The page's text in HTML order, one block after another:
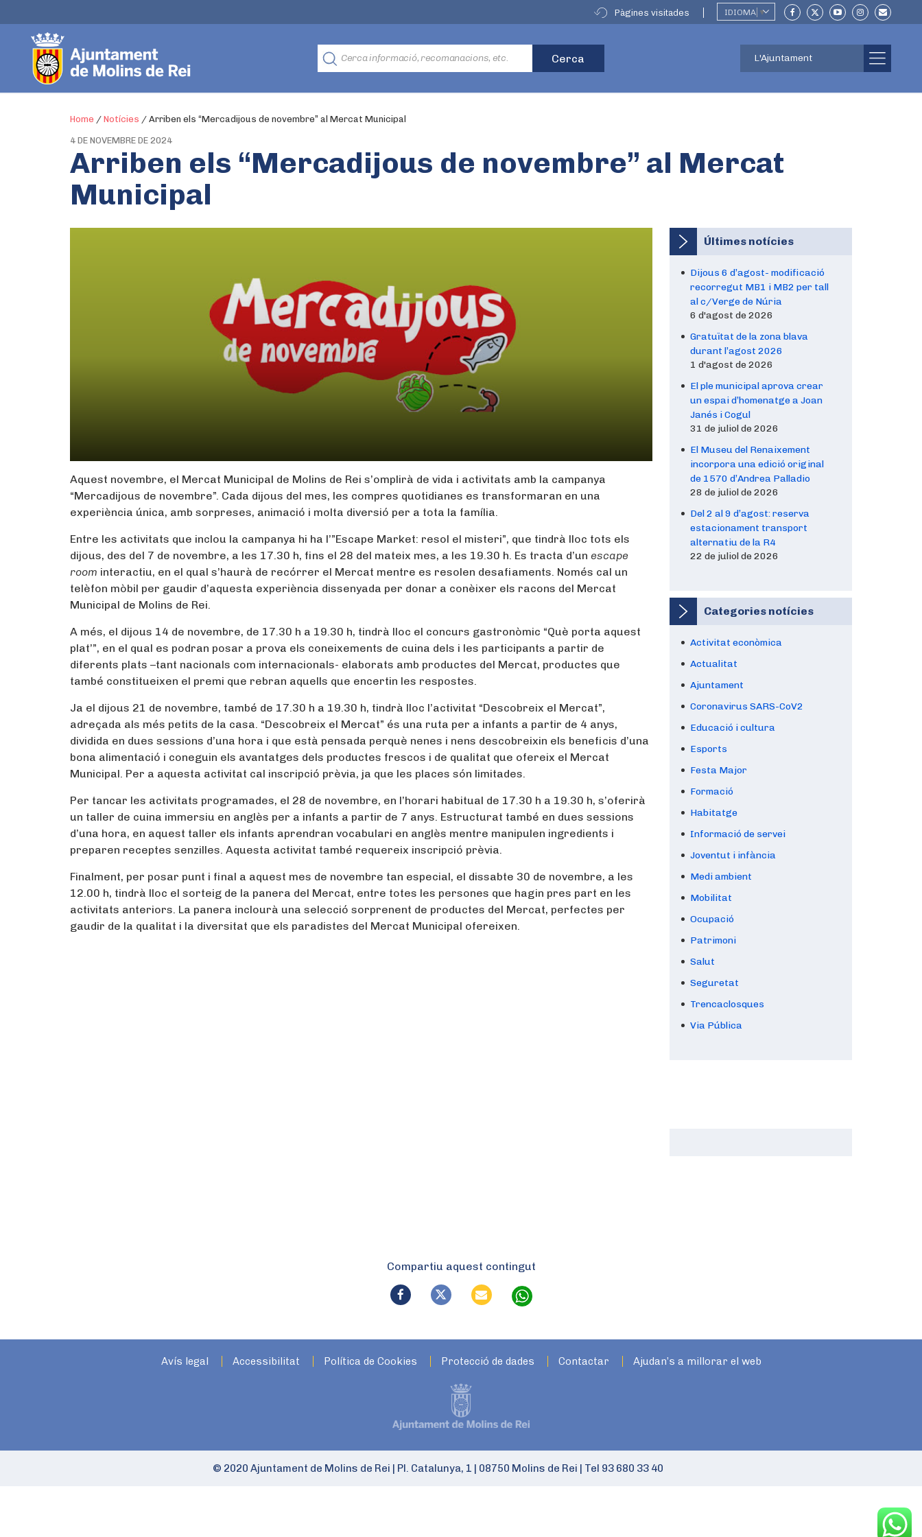
Pàgines visitades IDIOMA ▼
L'Ajuntament
Home / Notícies / Arriben els “Mercadijous de novembre” al Mercat Municipal
4 DE NOVEMBRE DE 2024
Arriben els “Mercadijous de novembre” al Mercat
Municipal
Aquest novembre, el Mercat Municipal de Molins de Rei s’omplirà de vida i activitats amb la campanya
“Mercadijous de novembre”. Cada dijous del mes, les compres quotidianes es transformaran en una
experiència única, amb sorpreses, animació i molta diversió per a tota la família.
Entre les activitats que inclou la campanya hi ha l’”Escape Market: resol el misteri”, que tindrà lloc tots els
dijous, des del 7 de novembre, a les 17.30 h, fins el 28 del mateix mes, a les 19.30 h. Es tracta d’un escape
room interactiu, en el qual s’haurà de recórrer el Mercat mentre es resolen desafiaments. Només cal un
telèfon mòbil per gaudir d’aquesta experiència dissenyada per donar a conèixer els racons del Mercat
Municipal de Molins de Rei.
A més, el dijous 14 de novembre, de 17.30 h a 19.30 h, tindrà lloc el concurs gastronòmic “Què porta aquest
plat’”, en el qual es podran posar a prova els coneixements de cuina dels i les participants a partir de
diferents plats –tant nacionals com internacionals- elaborats amb productes del Mercat, productes que
també constitueixen el premi que rebran aquells que encertin les respostes.
Ja el dijous 21 de novembre, també de 17.30 h a 19.30 h, tindrà lloc l’activitat “Descobreix el Mercat”,
adreçada als més petits de la casa. “Descobreix el Mercat” és una ruta per a infants a partir de 4 anys,
dividida en dues sessions d’una hora i que està pensada perquè nenes i nens descobreixin els beneficis d’una
bona alimentació i coneguin els avantatges dels productes frescos i de qualitat que ofereix el Mercat
Municipal. Per a aquesta activitat cal inscripció prèvia, ja que les places són limitades.
Per tancar les activitats programades, el 28 de novembre, en l’horari habitual de 17.30 h a 19.30 h, s’oferirà
un taller de cuina immersiu en anglès per a infants a partir de 7 anys. Estructurat també en dues sessions
d’una hora, en aquest taller els infants aprendran vocabulari en anglès mentre manipulen ingredients i
preparen receptes senzilles. Aquesta activitat també requereix inscripció prèvia.
Finalment, per posar punt i final a aquest mes de novembre tan especial, el dissabte 30 de novembre, a les
12.00 h, tindrà lloc el sorteig de la panera del Mercat, entre totes les persones que hagin pres part en les
activitats anteriors. La panera inclourà una selecció sorprenent de productes del Mercat, perfectes per
gaudir de la qualitat i la diversitat que els paradistes del Mercat Municipal ofereixen.
Últimes notícies
Dijous 6 d’agost- modificació
recorregut MB1 i MB2 per tall
al c/Verge de Núria
6 d'agost de 2026
Gratuïtat de la zona blava
durant l’agost 2026
1 d'agost de 2026
El ple municipal aprova crear
un espai d’homenatge a Joan
Janés i Cogul
31 de juliol de 2026
El Museu del Renaixement
incorpora una edició original
de 1570 d’Andrea Palladio
28 de juliol de 2026
Del 2 al 9 d’agost: reserva
estacionament transport
alternatiu de la R4
22 de juliol de 2026
Categories notícies
Activitat econòmica
Actualitat
Ajuntament
Coronavirus SARS-CoV2
Educació i cultura
Esports
Festa Major
Formació
Habitatge
Informació de servei
Joventut i infància
Medi ambient
Mobilitat
Ocupació
Patrimoni
Salut
Seguretat
Trencaclosques
Via Pública
Compartiu aquest contingut
Avís legal Accessibilitat Política de Cookies Protecció de dades Contactar Ajudan’s a millorar el web
© 2020 Ajuntament de Molins de Rei Pl. Catalunya, 1 08750 Molins de Rei Tel 93 680 33 40